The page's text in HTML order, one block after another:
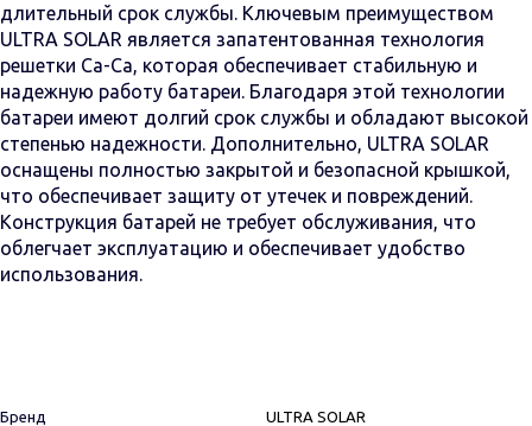
длительный срок службы. Ключевым преимуществом
ULTRA SOLAR является запатентованная технология
решетки Ca-Ca, которая обеспечивает стабильную и
надежную работу батареи. Благодаря этой технологии
батареи имеют долгий срок службы и обладают высокой
степенью надежности. Дополнительно, ULTRA SOLAR
оснащены полностью закрытой и безопасной крышкой,
что обеспечивает защиту от утечек и повреждений.
Конструкция батарей не требует обслуживания, что
облегчает эксплуатацию и обеспечивает удобство
использования.
Бренд ULTRA SOLAR